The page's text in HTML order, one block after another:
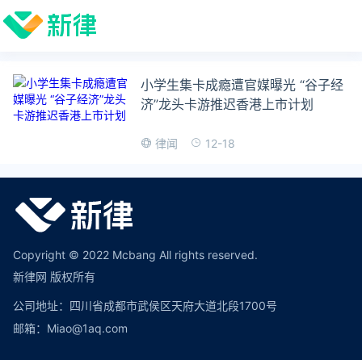
小学生集卡成瘾遭官媒曝光 “谷子经
济”龙头卡游推迟香港上市计划
律闻 12-18
Copyright © 2022 Mcbang All rights reserved.
新律网 版权所有
公司地址：四川省成都市武侯区天府大道北段1700号
邮箱：Miao@1aq.com